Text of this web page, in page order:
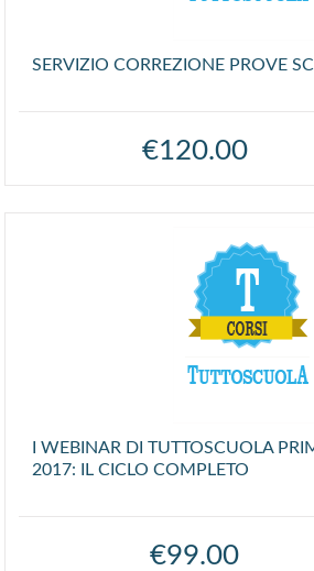
SERVIZIO CORREZIONE PROVE
€120.00
I WEBINAR DI TUTTOSCUOLA
2017: IL CICLO COMPLETO
€99.00